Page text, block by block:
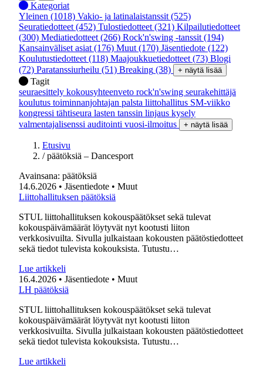
Kategoriat
Yleinen (1018) Vakio- ja latinalaistanssit (525)
Seuratiedotteet (452) Tulostiedotteet (321) Kilpailutiedotteet
(300) Mediatiedotteet (266) Rock'n'swing -tanssit (194)
Kansainväliset asiat (176) Muut (170) Jäsentiedote (122)
Koulutustiedotteet (118) Maajoukkuetiedotteet (73) Blogi
(72) Paratanssiurheilu (51) Breaking (38) + näytä lisää
Tagit
seuraesittely kokousyhteenveto rock'n'swing seurakehittäjä
koulutus toiminnanjohtajan palsta liittohallitus SM-viikko
kongressi tähtiseura lasten tanssin linjaus kysely
valmentajalisenssi auditointi vuosi-ilmoitus + näytä lisää
Etusivu
/ päätöksiä – Dancesport
Avainsana: päätöksiä
14.6.2026 • Jäsentiedote • Muut
Liittohallituksen päätöksiä
STUL liittohallituksen kokouspäätökset sekä tulevat
kokouspäivämäärät löytyvät nyt kootusti liiton
verkkosivuilta. Sivulla julkaistaan kokousten päätöstiedotteet
sekä tiedot tulevista kokouksista. Tutustu…
Lue artikkeli
16.4.2026 • Jäsentiedote • Muut
LH päätöksiä
STUL liittohallituksen kokouspäätökset sekä tulevat
kokouspäivämäärät löytyvät nyt kootusti liiton
verkkosivuilta. Sivulla julkaistaan kokousten päätöstiedotteet
sekä tiedot tulevista kokouksista. Tutustu…
Lue artikkeli